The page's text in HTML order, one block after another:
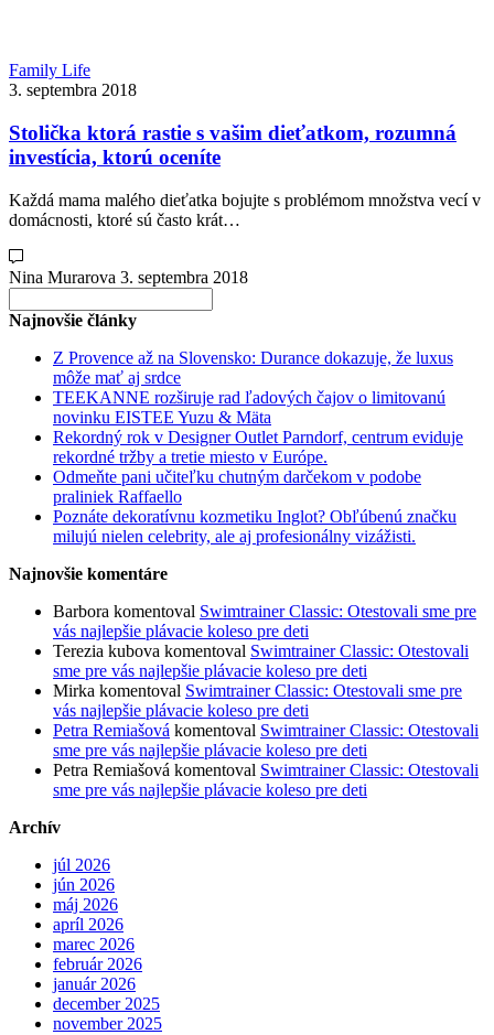
Family Life
3. septembra 2018
Stolička ktorá rastie s vašim dieťatkom, rozumná
investícia, ktorú oceníte
Každá mama malého dieťatka bojujte s problémom množstva vecí v
domácnosti, ktoré sú často krát…
Nina Murarova 3. septembra 2018
for:
Najnovšie články
Z Provence až na Slovensko: Durance dokazuje, že luxus
môže mať aj srdce
TEEKANNE rozširuje rad ľadových čajov o limitovanú
novinku EISTEE Yuzu & Mäta
Rekordný rok v Designer Outlet Parndorf, centrum eviduje
rekordné tržby a tretie miesto v Európe.
Odmeňte pani učiteľku chutným darčekom v podobe
praliniek Raffaello
Poznáte dekoratívnu kozmetiku Inglot? Obľúbenú značku
milujú nielen celebrity, ale aj profesionálny vizážisti.
Najnovšie komentáre
Barbora komentoval Swimtrainer Classic: Otestovali sme pre
vás najlepšie plávacie koleso pre deti
Terezia kubova komentoval Swimtrainer Classic: Otestovali
sme pre vás najlepšie plávacie koleso pre deti
Mirka komentoval Swimtrainer Classic: Otestovali sme pre
vás najlepšie plávacie koleso pre deti
Petra Remiašová komentoval Swimtrainer Classic: Otestovali
sme pre vás najlepšie plávacie koleso pre deti
Petra Remiašová komentoval Swimtrainer Classic: Otestovali
sme pre vás najlepšie plávacie koleso pre deti
Archív
júl 2026
jún 2026
máj 2026
apríl 2026
marec 2026
február 2026
január 2026
december 2025
november 2025